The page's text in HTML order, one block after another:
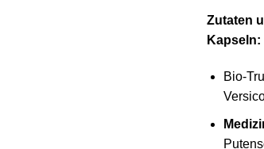
Zutaten
Kapseln:
Bio-